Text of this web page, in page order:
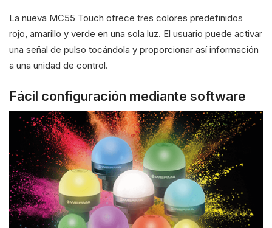
La nueva MC55 Touch ofrece tres colores predefinidos
rojo, amarillo y verde en una sola luz. El usuario puede activar
una señal de pulso tocándola y proporcionar así información
a una unidad de control.
Fácil configuración mediante software